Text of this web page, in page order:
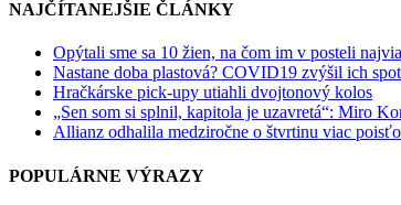
NAJČÍTANEJŠIE ČLÁNKY
Opýtali sme sa 10 žien, na čom im v posteli
Nastane doba plastová? COVID19 zvýšil ich
Hračkárske pick-upy utiahli dvojtonový kolos
„Sen som si splnil, kapitola je uzavretá“: Miro
Allianz odhalila medziročne o štvrtinu viac
POPULÁRNE VÝRAZY